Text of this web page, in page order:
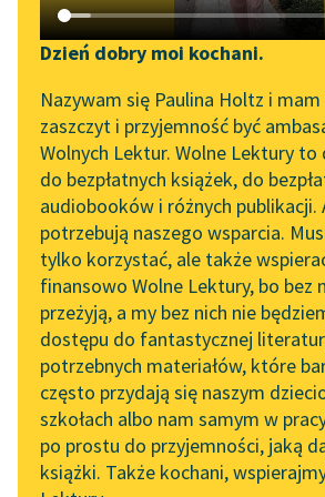
Katalog DAISY
Podkasty o książkach
Zgłoś
Aktualności
„Prokurator Alicja Horn”
do słuchania
Byliśmy częścią AI Impact
Lab
Zapraszamy na spotkanie
online z tłumaczkami
literatury skandynawskiej
Spotkanie z Katarzyną
Tunkiel w Oslo
102. lata temu zmarł
Joseph Conrad
Mapa
API
OAI-
Dzień dobry moi kochani.
Nazywam się Paulina Holtz i
zaszczyt i przyjemność być
Wolnych Lektur. Wolne Lektury to
do bezpłatnych książek, do
audiobooków i różnych publikacji.
potrzebują naszego wsparcia.
tylko korzystać, ale także
finansowo Wolne Lektury, bo bez
przeżyją, a my bez nich nie
dostępu do fantastycznej
potrzebnych materiałów, które
często przydają się naszym
szkołach albo nam samym w
po prostu do przyjemności, jaką
książki. Także kochani,
Tadeusz
Horn
siły i
innym,
Czytaj